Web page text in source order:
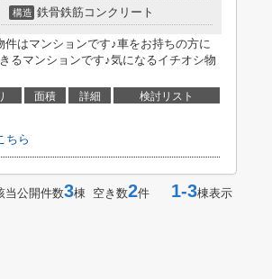
構造 鉄骨鉄筋コンクリート
はマンションです♪車をお持ちの方に
るマンションです♪気になるイチオシ物
面積 詳細 検討リスト
ちら
当公開件数3棟 空き数2件 1-3棟表示